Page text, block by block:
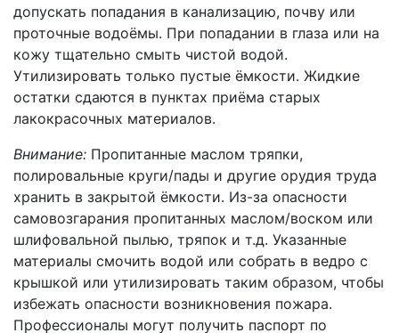
допускать попадания в канализацию, почву или
проточные водоёмы. При попадании в глаза или на
кожу тщательно смыть чистой водой.
Утилизировать только пустые ёмкости. Жидкие
остатки сдаются в пунктах приёма старых
лакокрасочных материалов.
Внимание: Пропитанные маслом тряпки,
полировальные круги/пады и другие орудия труда
хранить в закрытой ёмкости. Из-за опасности
самовозгарания пропитанных маслом/воском или
шлифовальной пылью, тряпок и т.д. Указанные
материалы смочить водой или собрать в ведро с
крышкой или утилизировать таким образом, чтобы
избежать опасности возникновения пожара.
Профессионалы могут получить паспорт по